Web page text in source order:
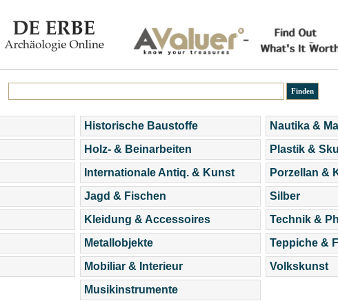
Historische Baustoffe
Holz- & Beinarbeiten
Internationale Antiq. & Kunst
Jagd & Fischen
Kleidung & Accessoires
Metallobjekte
Mobiliar & Interieur
Musikinstrumente
Nautika &
Plastik &
Porzellan &
Silber
Technik &
Teppiche &
Volkskunst